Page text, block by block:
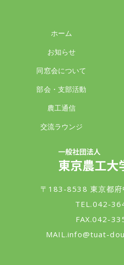
ホーム
お知らせ
同窓会について
部会・支部活動
農工通信
交流ラウンジ
〒183-8538 東京都
TEL.042-
FAX.042-
MAIL.info@tuat-